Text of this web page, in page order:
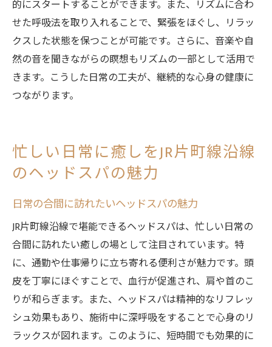
的にスタートすることができます。また、リズムに合わ
せた呼吸法を取り入れることで、緊張をほぐし、リラッ
クスした状態を保つことが可能です。さらに、音楽や自
然の音を聞きながらの瞑想もリズムの一部として活用で
きます。こうした日常の工夫が、継続的な心身の健康に
つながります。
忙しい日常に癒しをJR片町線沿線
のヘッドスパの魅力
日常の合間に訪れたいヘッドスパの魅力
JR片町線沿線で堪能できるヘッドスパは、忙しい日常の
合間に訪れたい癒しの場として注目されています。特
に、通勤や仕事帰りに立ち寄れる便利さが魅力です。頭
皮を丁寧にほぐすことで、血行が促進され、肩や首のこ
りが和らぎます。また、ヘッドスパは精神的なリフレッ
シュ効果もあり、施術中に深呼吸をすることで心身のリ
ラックスが図れます。このように、短時間でも効果的に